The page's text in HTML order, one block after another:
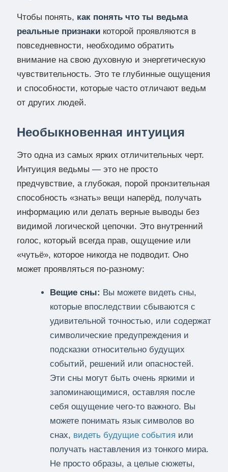
Чтобы понять, как понять что ты ведьма
реальные признаки которой проявляются в
повседневности, необходимо обратить
внимание на свою духовную и энергетическую
чувствительность. Это те глубинные ощущения
и способности, которые часто отличают ведьм
от других людей.
Необыкновенная интуиция
Это одна из самых ярких отличительных черт.
Интуиция ведьмы — это не просто
предчувствие, а глубокая, порой пронзительная
способность «знать» вещи наперёд, получать
информацию или делать верные выводы без
видимой логической цепочки. Это внутренний
голос, который всегда прав, ощущение или
«чутьё», которое никогда не подводит. Оно
может проявляться по-разному:
Вещие сны: Вы можете видеть сны,
которые впоследствии сбываются с
удивительной точностью, или содержат
символические предупреждения и
подсказки относительно будущих
событий, решений или опасностей.
Эти сны могут быть очень яркими и
запоминающимися, оставляя после
себя ощущение чего-то важного. Вы
можете понимать язык символов во
снах, видеть будущие события или
получать наставления из тонкого мира.
Не просто образы, а целые сюжеты,